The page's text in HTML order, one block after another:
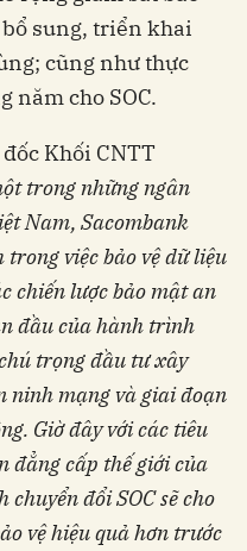
sung, triển khai
; cũng nhưthực
năm cho SOC.
Khối CNTT
trong nhữngngân
Nam, Sacombank
trong việc bảo vệ dữ liệu
chiến lược bảo mật an
đầu của hành trình
trọngđầu tưxây
ninh mạngvàgiai đoạn
Giờ đây với các tiêu
đẳng cấp thế giới của
đổi SOC sẽ cho
vệ hiệu quả hơn trước